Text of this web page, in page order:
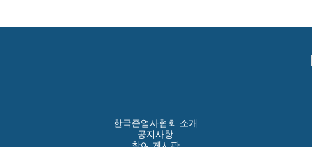
한국존엄사협회 소개
공지사항